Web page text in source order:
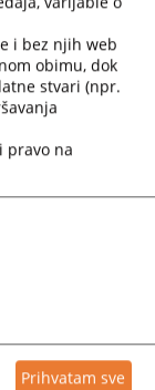
jedinice
referat),
o unutrašnjoj
u Osnovnom
i bez njih web
obimu, dok
stvari (npr.
pravo na
Prihvatam sve